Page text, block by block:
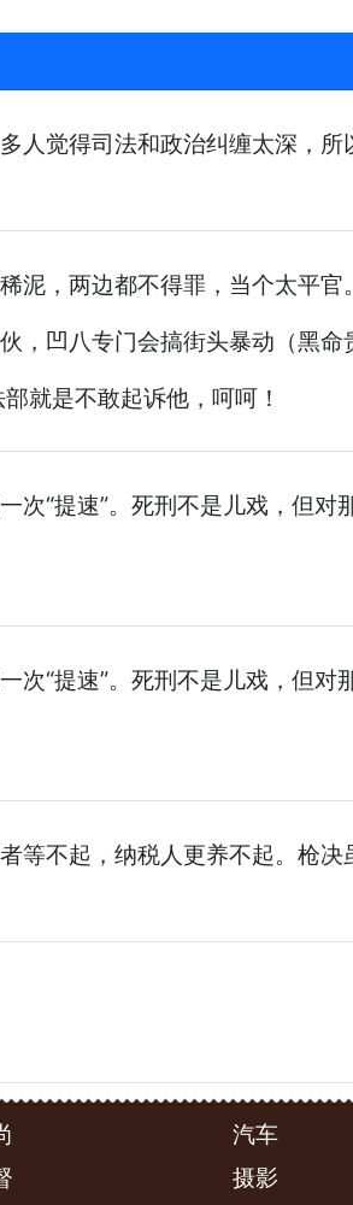
人觉得司法和政治纠缠太深，
泥，两边都不得罪，当个太平官。
凹八专门会搞街头暴动（黑命
就是不敢起诉他，呵呵！
“提速”。死刑不是儿戏，但对
“提速”。死刑不是儿戏，但对
不起，纳税人更养不起。枪决
汽车
摄影